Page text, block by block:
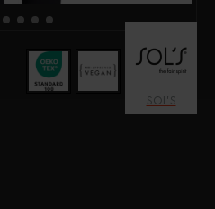
SOL’S